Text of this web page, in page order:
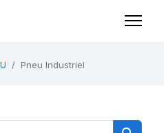
Pneu Industriel